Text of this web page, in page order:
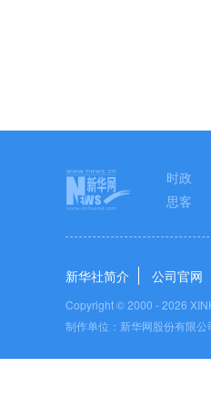
时政
思客
新华社简介 公司官网
Copyright © 2000 -2026
制作单位：新华网股份有限